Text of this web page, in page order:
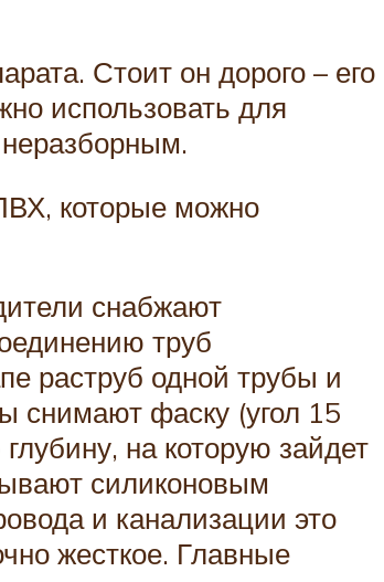
Стоит он дорого – его
использовать для
которые можно
снабжают
труб
раструб одной трубы и
снимают фаску (угол 15
на которую зайдет
силиконовым
и канализации это
жесткое. Главные